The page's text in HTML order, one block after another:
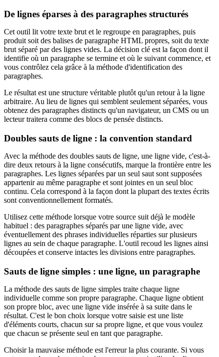
De lignes éparses à des paragraphes structurés
Cet outil lit votre texte brut et le regroupe en paragraphes, puis
produit soit des balises de paragraphe HTML propres, soit du texte
brut séparé par des lignes vides. La décision clé est la façon dont il
identifie où un paragraphe se termine et où le suivant commence, et
vous contrôlez cela grâce à la méthode d'identification des
paragraphes.
Le résultat est une structure véritable plutôt qu'un retour à la ligne
arbitraire. Au lieu de lignes qui semblent seulement séparées, vous
obtenez des paragraphes distincts qu'un navigateur, un CMS ou un
lecteur traitera comme des blocs de pensée distincts.
Doubles sauts de ligne : la convention standard
Avec la méthode des doubles sauts de ligne, une ligne vide, c'est-à-
dire deux retours à la ligne consécutifs, marque la frontière entre les
paragraphes. Les lignes séparées par un seul saut sont supposées
appartenir au même paragraphe et sont jointes en un seul bloc
continu. Cela correspond à la façon dont la plupart des textes écrits
sont conventionnellement formatés.
Utilisez cette méthode lorsque votre source suit déjà le modèle
habituel : des paragraphes séparés par une ligne vide, avec
éventuellement des phrases individuelles réparties sur plusieurs
lignes au sein de chaque paragraphe. L'outil recoud les lignes ainsi
découpées et conserve intactes les divisions entre paragraphes.
Sauts de ligne simples : une ligne, un paragraphe
La méthode des sauts de ligne simples traite chaque ligne
individuelle comme son propre paragraphe. Chaque ligne obtient
son propre bloc, avec une ligne vide insérée à sa suite dans le
résultat. C'est le bon choix lorsque votre saisie est une liste
d'éléments courts, chacun sur sa propre ligne, et que vous voulez
que chacun se présente seul en tant que paragraphe.
Choisir la mauvaise méthode est l'erreur la plus courante. Si vous